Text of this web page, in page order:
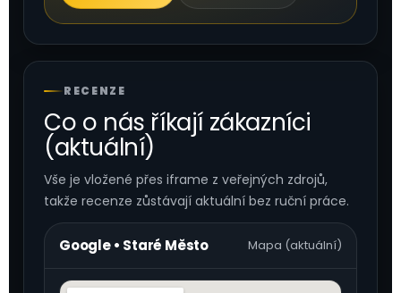
RECENZE
Co o nás říkají zákazníci
(aktuální)
Vše je vložené přes iframe z veřejných zdrojů,
takže recenze zůstávají aktuální bez ruční práce.
Google • Staré Město Mapa (aktuální)